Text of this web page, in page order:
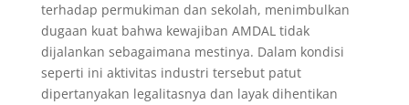
terhadap permukiman dan sekolah, menimbulkan
dugaan kuat bahwa kewajiban AMDAL tidak
dijalankan sebagaimana mestinya. Dalam kondisi
seperti ini aktivitas industri tersebut patut
dipertanyakan legalitasnya dan layak dihentikan